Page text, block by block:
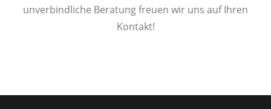
unverbindliche Beratung freuen wir uns auf Ihren
Kontakt!